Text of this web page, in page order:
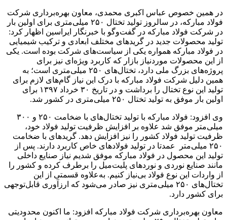
در همین خصوص عباس اکبری محمدی، معاون بهره‌برداری شرکت
فولاد مبارکه، در سالروز تولید تختال ۲۵۰ میلی‌متری برای اولین بار
در شرکت فولاد مبارکه در گفت‌وگو با خبرنگار ایراسین اظهار کرد:
تولید محصولات جدید در گریدهای مختلف ابعادی و ترکیب شیمیایی
در فولاد مبارکه همواره یکی از سیاست‌های شرکت بوده است. یکی
از این محصولات موردنیاز بازار که کاربرد ویژه‌ای نیز برای
پروژه‌های بزرگ ملی دارد، تختال‌های ۲۵۰ میلی‌متری است؛ به
همین دلیل شرکت فولاد مبارکه با درک این نیاز گام‌های لازم برای
تولید این نوع تختال را برداشت و در تاریخ ۳۰ خرداد ۱۳۹۷ برای
اولین بار موفق به تولید تختال ۲۵۰ میلی‌متری در کشور شد.
وی افزود: فولاد مبارکه با تولید تختال‌های با ضخامت ۲۵۰ و ۳۰۰
میلی‌متر موفق شد علاوه بر افزایش ظرفیت تولید فولاد خود،
ظرفیت تولید فولاد کشور را نیز افزایش دهد. گریدهای با ضخامت
۲۵۰ میلی‌متر عمدتا در تولید فولادهای خاص کاربرد دارند. پس از
تولید این محصول در فولاد مبارکه موفق شدیم نیاز صنایع داخلی
مانند صنایع نوردی و نوردهای پلیت‌میل را برطرف کرده و کشور را
از واردات این نوع فولاد بی‌نیاز کنیم. به‌علاوه قسمتی از این
تختال‌های ۲۵۰ میلی‌متری نیز صادر می‌شود که ارزآوری قابل‌توجهی
برای کشور دارد.
معاون بهره‌برداری شرکت فولاد مبارکه افزود: ما اکنون محدودیتی